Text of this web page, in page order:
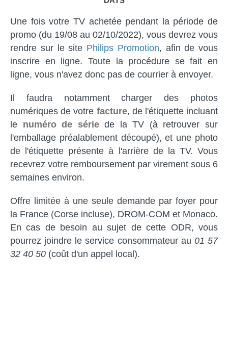
Une fois votre TV achetée pendant la période de
promo (du 19/08 au 02/10/2022), vous devrez vous
rendre sur le site Philips Promotion, afin de vous
inscrire en ligne. Toute la procédure se fait en
ligne, vous n'avez donc pas de courrier à envoyer.
Il faudra notamment charger des photos
numériques de votre facture, de l'étiquette incluant
le numéro de sériede la TV (à retrouver sur
l'emballage préalablement découpé), et une photo
de l'étiquette présente à l'arrière de la TV. Vous
recevrez votre remboursement par virement sous 6
semaines environ.
Offre limitée à une seule demande par foyer pour
la France (Corse incluse), DROM-COM et Monaco.
En cas de besoin au sujet de cette ODR, vous
pourrez joindre le service consommateur au 01 57
32 40 50 (coût d'un appel local).